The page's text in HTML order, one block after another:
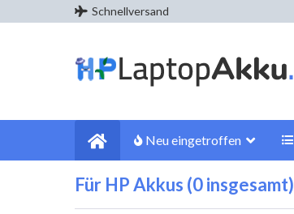
Schnellversand
Neu eingetroffen
Für HP Akkus (0 insgesamt)